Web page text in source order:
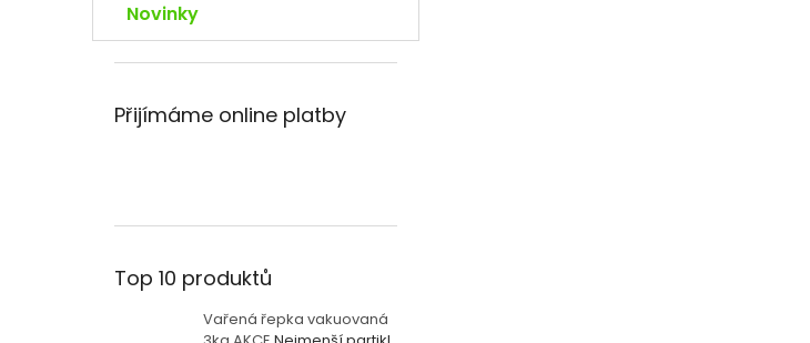
Novinky
Přijímáme online platby
Top 10 produktů
Vařená řepka vakuovaná